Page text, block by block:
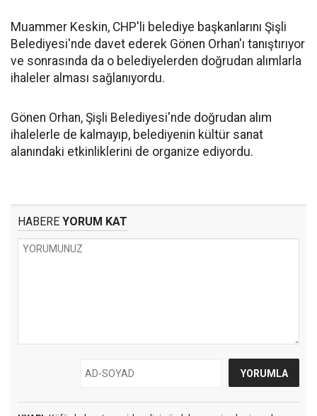
Muammer Keskin, CHP'li belediye başkanlarını Şişli
Belediyesi'nde davet ederek Gönen Orhan'ı tanıştırıyor
ve sonrasında da o belediyelerden doğrudan alımlarla
ihaleler alması sağlanıyordu.
Gönen Orhan, Şişli Belediyesi'nde doğrudan alım
ihalelerle de kalmayıp, belediyenin kültür sanat
alanındaki etkinliklerini de organize ediyordu.
HABERE YORUM KAT